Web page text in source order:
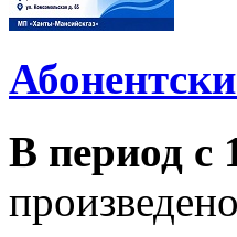
В период с